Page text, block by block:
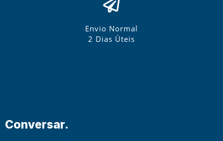
Envio Normal
2 Dias Úteis
Conversar.